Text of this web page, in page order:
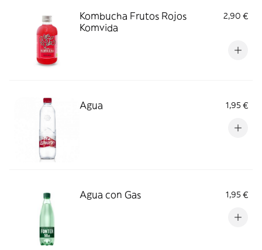
Kombucha Frutos Rojos
Komvida
2,90 €
Agua 1,95 €
Agua con Gas 1,95 €